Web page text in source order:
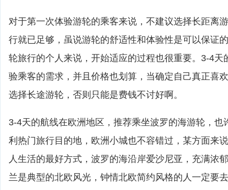
对于第一次体验游轮的乘客来说，不建议选择长距离
行就已足够，虽说游轮的舒适性和体验性是可以保证
轮旅行的个人来说，开始适应的过程也很重要。3-4天
验乘客的需求，并且价格也划算，当确定自己真正喜
选择长途游轮，否则只能是费钱不讨好啊。
3-4天的航线在欧洲地区，推荐乘坐波罗的海游轮，也
利热门旅行目的地，欧洲小城也不容错过，某方面来
人生活的最好方式，波罗的海沿岸爱沙尼亚，充满浓
兰是典型的北欧风光，钟情北欧简约风格的人一定要